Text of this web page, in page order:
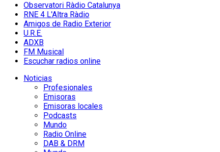
Observatori Ràdio Catalunya
RNE 4 L'Altra Ràdio
Amigos de Radio Exterior
U.R.E.
ADXB
FM Musical
Escuchar radios online
Noticias
Profesionales
Emisoras
Emisoras locales
Podcasts
Mundo
Radio Online
DAB & DRM